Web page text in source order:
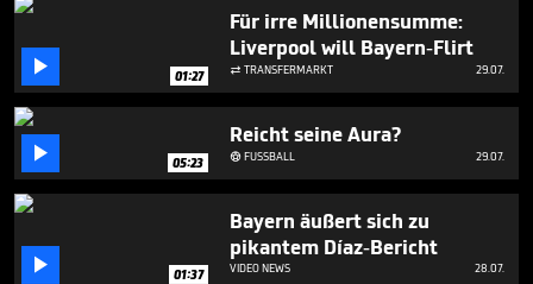
 01:27
Für irre Millionensumme:
Liverpool will Bayern-Flirt
 TRANSFERMARKT 29.07.
 05:23
Reicht seine Aura?
FUSSBALL 29.07.
 01:37
Bayern äußert sich zu
pikantem Díaz-Bericht
VIDEO NEWS 28.07.